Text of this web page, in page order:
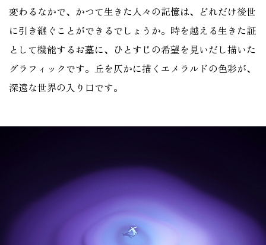
変わるなかで、かつて生きた人々の記憶は、どれだけ後世
に引き継ぐことができるでしょうか。時を越える生きた証
として機能するお墓に、ひとすじの希望を見いだし描いた
グラフィックです。丘を仄かに描くエメラルドの色彩が、
深遠な世界の入り口です。